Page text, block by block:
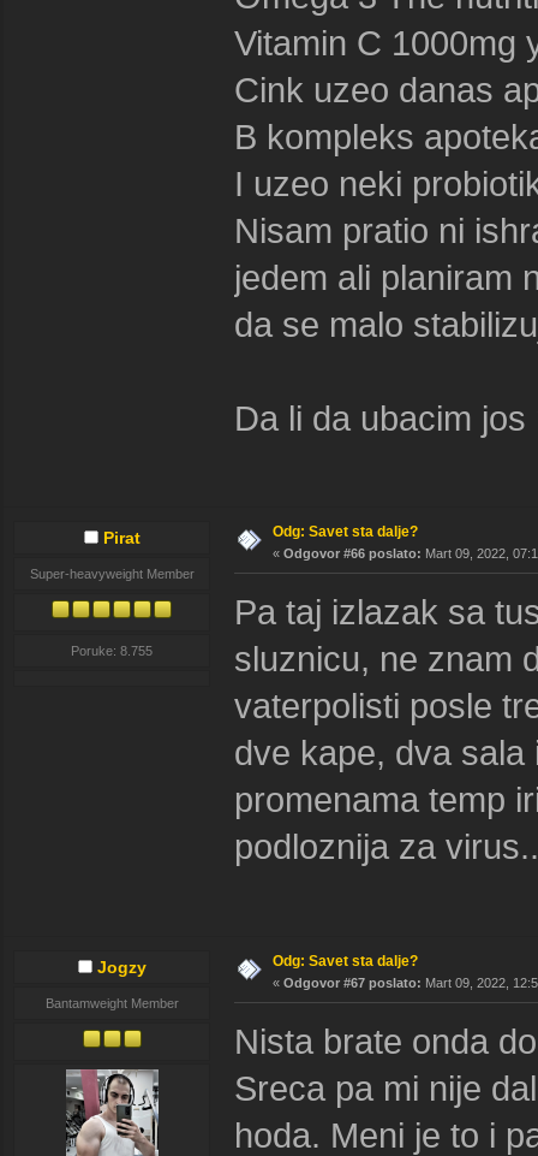
Vitamin C 1000mg
Cink uzeo danas
B kompleks
I uzeo neki
Nisam pratio ni
jedem ali planiram
da se malo
Da li da ubacim jos
Pirat
Super-heavyweight Member
Poruke: 8.755
Odg: Savet sta dalje?
« Odgovor #66 poslato: Mart 09, 2022,
Pa taj izlazak sa
sluznicu, ne znam
vaterpolisti posle
dve kape, dva
promenama temp
podloznija za
Jogzy
Bantamweight Member
Odg: Savet sta dalje?
« Odgovor #67 poslato: Mart 09, 2022,
Nista brate onda
Sreca pa mi nije
hoda. Meni je to i